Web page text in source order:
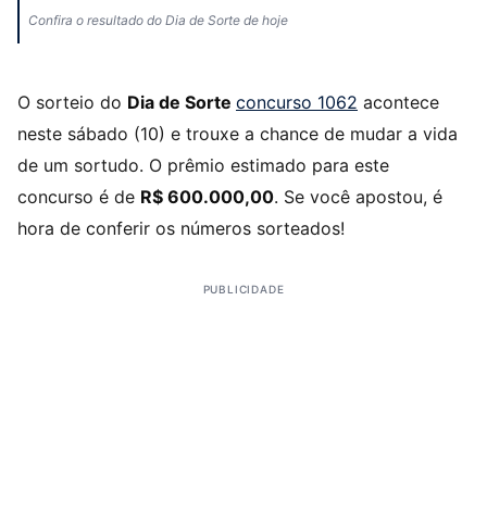
Confira o resultado do Dia de Sorte de hoje
O sorteio do Dia de Sorte concurso 1062 acontece
neste sábado (10) e trouxe a chance de mudar a vida
de um sortudo. O prêmio estimado para este
concurso é de R$ 600.000,00. Se você apostou, é
hora de conferir os números sorteados!
PUBLICIDADE